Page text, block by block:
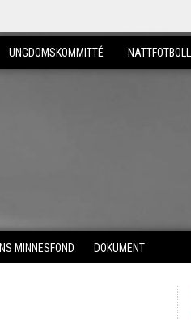
UNGDOMSKOMMITTÉ NATTFOTBOLL
MINNESFOND DOKUMENT